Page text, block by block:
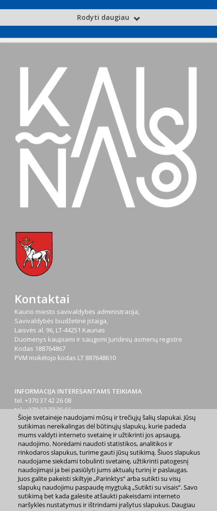
Rodyti daugiau
Kontaktai
Kauno miesto savivaldybės administracija,
Savivaldybės biudžetinė įstaiga,
Laisvės al. 96, LT-44251 Kaunas
Duomenys kaupiami ir saugomi Juridinių asmenų registre
Kodas 188764867
PVM mokėtojo kodas LT 887648610
INFORMACIJA INTERESANTAMS TEIKIAMA
tel. +370 37 42 26 08
tel. +370 37 77 76 66
tel. +370 660 07000
el. p.info@kaunas.lt
2023 m. Kauno miesto savivaldybė. Kopijuoti ir platinti
www.kaunas.lt skelbiamą informaciją be autorių sutikimo draudžiama.
Svetainės žemėlapis »
Šioje svetainėje naudojami mūsų ir trečiųjų šalių slapukai. Jūsų
sutikimas nereikalingas dėl būtinųjų slapukų, kurie padeda
mums valdyti interneto svetainę ir užtikrinti jos apsaugą,
naudojimo. Norėdami naudoti statistikos, analitikos ir
rinkodaros slapukus, turime gauti jūsų sutikimą. Šiuos slapukus
naudojame siekdami tobulinti svetainę, užtikrinti patogesnį
naudojimąsi ja bei pasiūlyti jums aktualų turinį ir paslaugas.
Juos galite pakeisti skiltyje „Parinktys“ arba sutikti su visų
slapukų naudojimu paspaudę mygtuką „Sutikti su visais“. Savo
sutikimą bet kada galėsite atšaukti pakeisdami interneto
naršyklės nustatymus ir ištrindami įrašytus slapukus. Daugiau